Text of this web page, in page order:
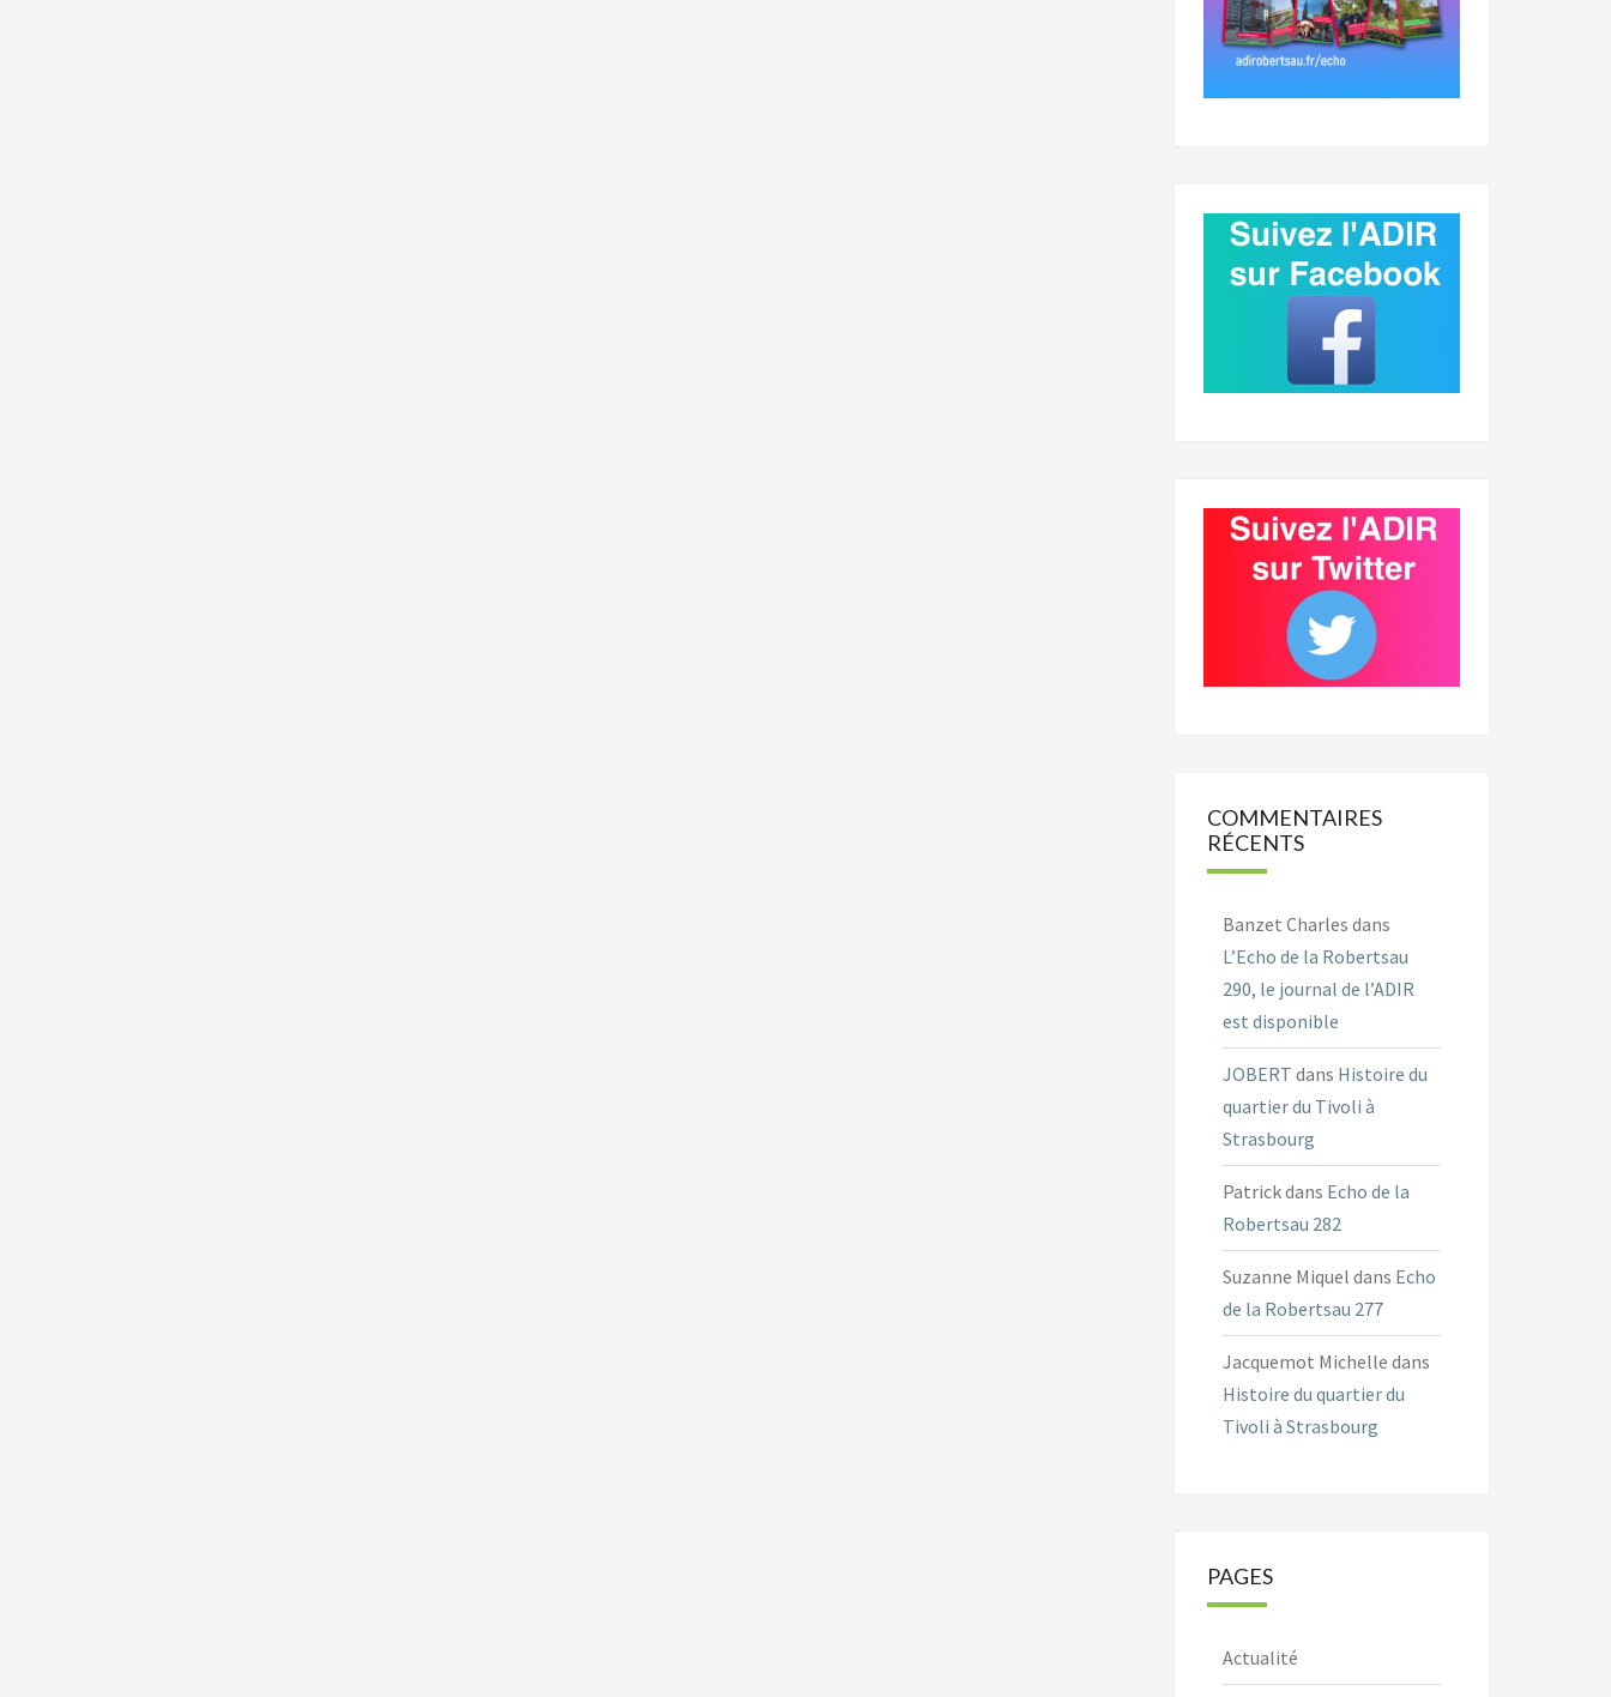
COMMENTAIRES
RÉCENTS
Banzet Charles dans
L’Echo de la Robertsau
290, le journal de l’ADIR
est disponible
JOBERT dans Histoire du
quartier du Tivoli à
Strasbourg
Patrickdans Echo de la
Robertsau 282
Suzanne Miquel dans Echo
de la Robertsau 277
Jacquemot Michelle dans
Histoire du quartier du
Tivoli à Strasbourg
PAGES
Actualité